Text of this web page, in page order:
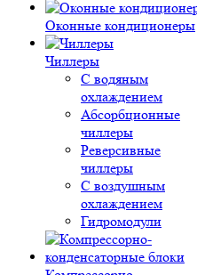
Оконные кондиционеры
Чиллеры
С водяным
охлаждением
Абсорбционные
чиллеры
Реверсивные
чиллеры
С воздушным
охлаждением
Гидромодули